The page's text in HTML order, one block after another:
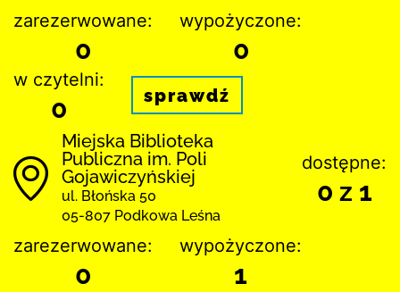
zarezerwowane:
0
wypożyczone:
0
w czytelni:
0 sprawdź
Miejska Biblioteka
Publiczna im. Poli
Gojawiczyńskiej
ul. Błońska 50
05-807 Podkowa Leśna
dostępne:
0 z 1
zarezerwowane:
0
wypożyczone:
1